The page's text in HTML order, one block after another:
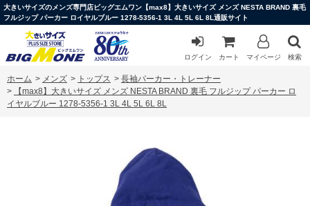
大きいサイズのメンズ専門店ビッグエムワン【max8】大きいサイズ メンズ NESTA BRAND 裏毛
フルジップ パーカー ロイヤルブルー 1278-5356-1 3L 4L 5L 6L 8L通販サイト
ログイン カート マイページ 検索
ホーム > メンズ > トップス > 長袖パーカー・トレーナー
>
【max8】大きいサイズ メンズ NESTA BRAND 裏毛 フルジップ パーカー ロ
イヤルブルー 1278-5356-1 3L 4L 5L 6L 8L